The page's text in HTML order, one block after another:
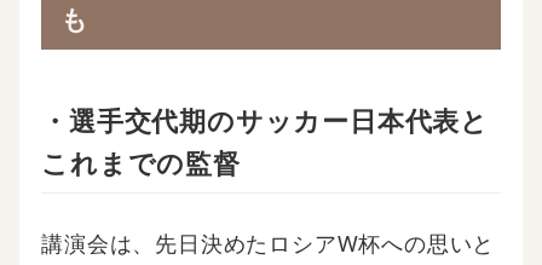
も
・選手交代期のサッカー日本代表と
これまでの監督
講演会は、先日決めたロシアW杯への思いと